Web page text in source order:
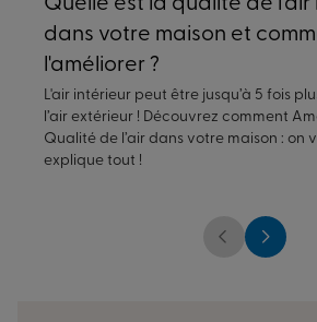
Quelle est la qualité de l'air
dans votre maison et
l'améliorer ?
L'air intérieur peut être jusqu’à 5 fois
l’air extérieur ! Découvrez comment
Qualité de l’air dans votre maison : on
explique tout !